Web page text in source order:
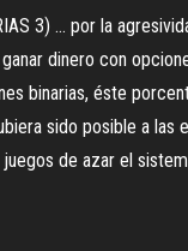
3) ... por la
dinero con
binarias, éste
sido posible a las
de azar el